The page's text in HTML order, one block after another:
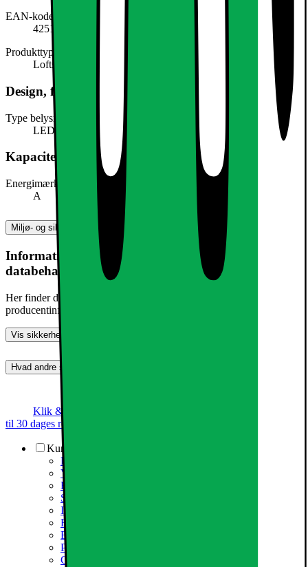
EAN-kode
4251171841381
Produkttype
Loftslampe
Design, form og placering
Type belysning
LED
Kapacitet, forbrug og strøm
Energimærke
A
Miljø- og sikkerhedsoplysninger
Information om produktsikkerhed og
databehandling
Her finder du information om generel produktsikkerhed og
producentinformation
Vis sikkerhedsoplysninger
Hvad andre synes (0)
Klik & Hent
til 30 dages returret
Kundeservice
Kundeservice
Varehuse / åbningstider
Elgigantens kundefordele
Services
Information om spam/phishing-emails og SMS
Fortrydelsesret
Elgigantens privatlivspolitik
Partner
Cookiepolitik